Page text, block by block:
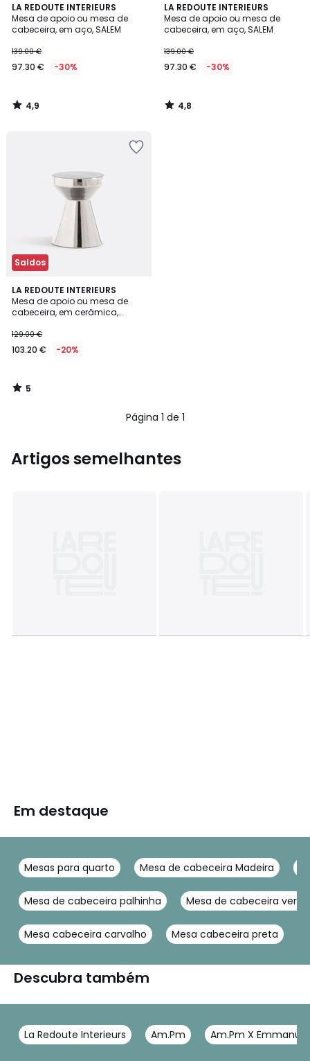
LA REDOUTE INTERIEURS
Mesa de apoio ou mesa de
cabeceira, em aço, SALEM
139.00 €
97.30 € -30%
4,9
/ 5
4,9
/
LA REDOUTE INTERIEURS
Mesa de apoio ou mesa de
cabeceira, em aço, SALEM
139.00 €
97.30 € -30%
4,8
/ 5
4,8
/
Saldos
LA REDOUTE INTERIEURS
Mesa de apoio ou mesa de
cabeceira, em cerâmica,
129.00 €
103.20 € -20%
5
/
5
5
/
Página 1 de 1
Artigos semelhantes
Em destaque
Mesas para quarto Mesa de cabeceira Madeira
Mesa de cabeceira palhinha Mesa de cabeceira verde
Mesa cabeceira carvalho Mesa cabeceira preta
Descubra também
La Redoute Interieurs Am.Pm Am.Pm X